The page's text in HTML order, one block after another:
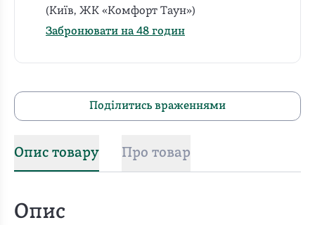
(Київ, ЖК «Комфорт Таун»)
Забронювати на 48 годин
Поділитись враженнями
Опис товару Про товар
Опис